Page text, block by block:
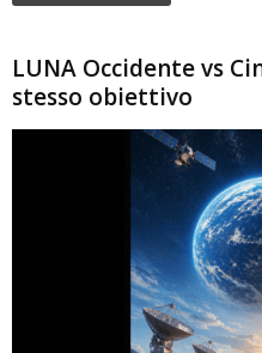
LUNA Occidente vs
stesso obiettivo